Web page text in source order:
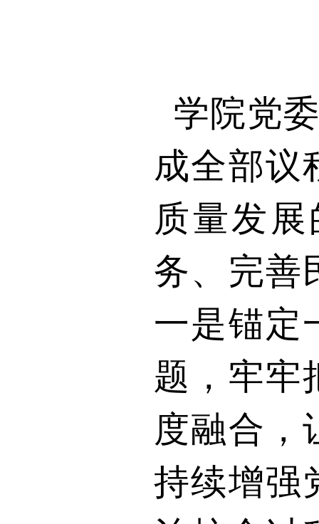
学院党
成全部议
质量发
务、完善
一是锚定
题，牢牢
度融合，
持续增强